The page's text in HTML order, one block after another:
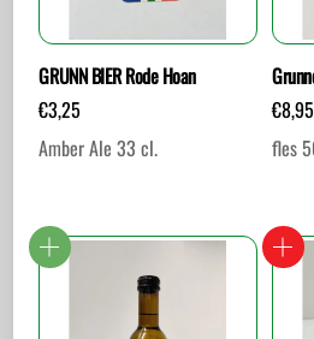
GRUNN BIER Rode Hoan
€3,25
Amber Ale 33 cl.
€8,95
fles